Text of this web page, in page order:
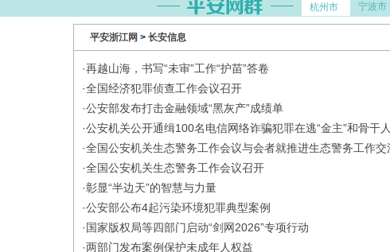
杭州市 宁波市
平安浙江网 > 长安信息
·再越山海，书写“未审”工作“护苗”答卷
·全国经济犯罪侦查工作会议召开
·公安部发布打击金融领域“黑灰产”成绩单
·公安机关公开通缉100名电信网络诈骗犯罪在逃“金主”和骨干
·全国公安机关生态警务工作会议与会者就推进生态警务工作交
·全国公安机关生态警务工作会议召开
·彰显“半边天”的智慧与力量
·公安部公布4起污染环境犯罪典型案例
· 国家版权局等四部门启动“剑网2026”专项行动
·两部门发布案例保护未成年人权益